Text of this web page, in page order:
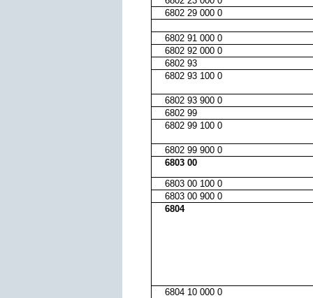
6802 29 000 0
6802 91 000 0
6802 92 000 0
6802 93
6802 93 100 0
6802 93 900 0
6802 99
6802 99 100 0
6802 99 900 0
6803 00
6803 00 100 0
6803 00 900 0
6804
6804 10 000 0